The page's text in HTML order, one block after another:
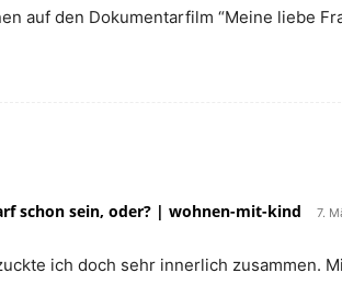
auf den Dokumentarfilm “Meine liebe
schon sein, oder? | wohnen-mit-kind
7.
ich doch sehr innerlich zusammen.